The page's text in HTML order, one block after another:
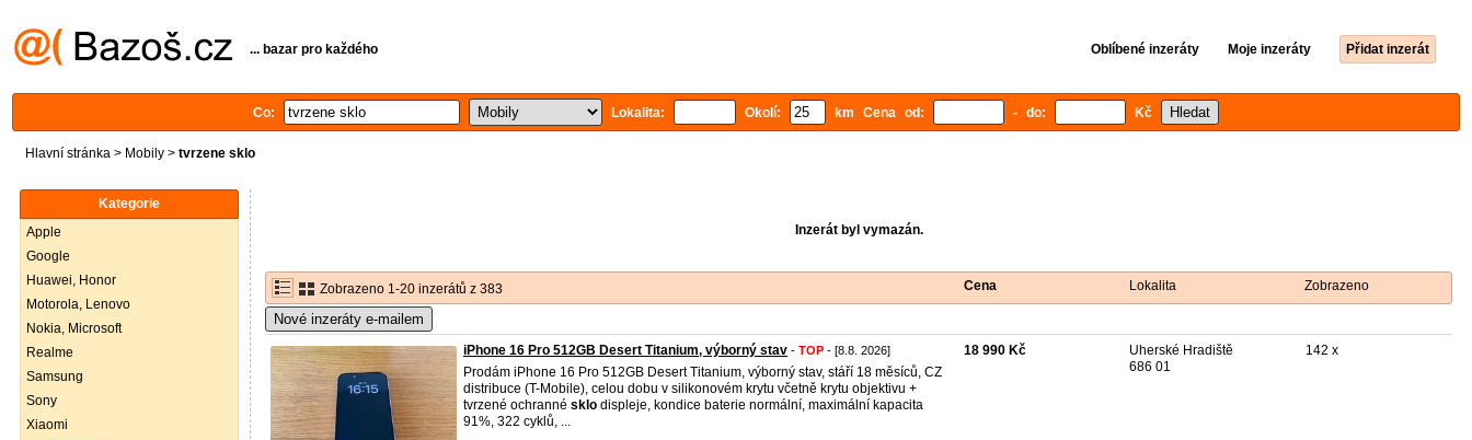
... bazar pro každého Oblíbené inzeráty Moje inzeráty Přidat inzerát
Co: Lokalita: Okolí: km Cena od: - do: Kč
Hlavní stránka > Mobily > tvrzene sklo
Kategorie
Apple
Google
Huawei, Honor
Motorola, Lenovo
Nokia, Microsoft
Realme
Samsung
Sony
Xiaomi
Inzerát byl vymazán.
Zobrazeno 1-20 inzerátů z 383 Cena Lokalita Zobrazeno
Nové inzeráty e-mailem
iPhone 16 Pro 512GB Desert Titanium, výborný stav - TOP - [8.8. 2026]
Prodám iPhone 16 Pro 512GB Desert Titanium, výborný stav, stáří 18 měsíců, CZ
distribuce (T-Mobile), celou dobu v silikonovém krytu včetně krytu objektivu +
tvrzené ochranné sklo displeje, kondice baterie normální, maximální kapacita
91%, 322 cyklů, ...
18 990 Kč
Uherské Hradiště
686 01
142 x